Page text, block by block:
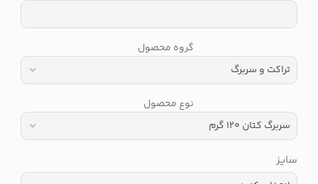
گروه محصول
نوع محصول
سایز